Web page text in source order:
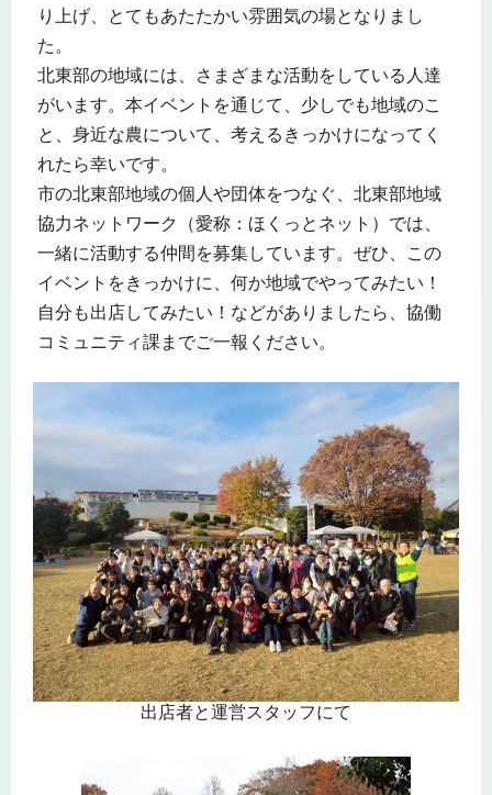
り上げ、とてもあたたかい雰囲気の場となりまし
た。
北東部の地域には、さまざまな活動をしている人達
がいます。本イベントを通じて、少しでも地域のこ
と、身近な農について、考えるきっかけになってく
れたら幸いです。
市の北東部地域の個人や団体をつなぐ、北東部地域
協力ネットワーク（愛称：ほくっとネット）では、
一緒に活動する仲間を募集しています。ぜひ、この
イベントをきっかけに、何か地域でやってみたい！
自分も出店してみたい！などがありましたら、協働
コミュニティ課までご一報ください。
出店者と運営スタッフにて